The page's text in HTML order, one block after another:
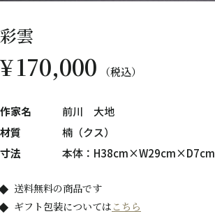
彩雲
¥170,000 税込
作家名
前川 大地
材質
楠（クス）
寸法
本体：H38cm×W29cm×D7cm
送料無料の商品です
ギフト包装については こちら